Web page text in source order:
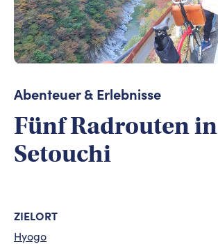
Abenteuer & Erlebnisse
Fünf Radrouten in
Setouchi
ZIELORT
Hyogo